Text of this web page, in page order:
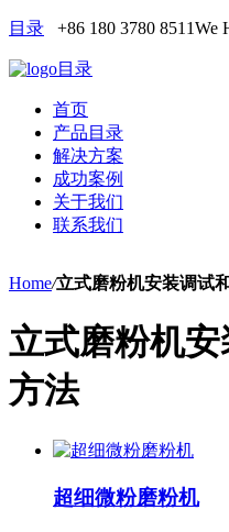
目录 +86 180 3780 8511We
目录
首页
产品目录
解决方案
成功案例
关于我们
联系我们
Home/立式磨粉机安装调试
立式磨粉机
方法
超细微粉磨粉机